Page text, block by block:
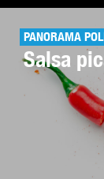
PANORAMA
Salsa